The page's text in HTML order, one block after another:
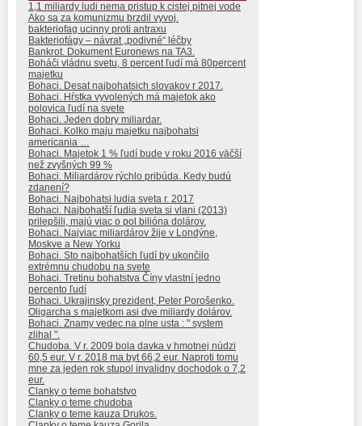
1,1 miliardy ludi nema pristup k cistej pitnej vode
Ako sa za komunizmu brzdil vyvoj.
bakteriofag ucinny proti antraxu
Bakteriofágy – návrat „podivné“ léčby
Bankrot. Dokument Euronews na TA3.
Boháči vládnu svetu, 8 percent ľudí má 80percent
majetku
Bohaci. Desat najbohatsich slovakov r 2017.
Bohaci. Hŕstka vyvolených má majetok ako
polovica ľudí na svete
Bohaci. Jeden dobry miliardar.
Bohaci. Kolko maju majetku najbohatsi
americania …
Bohaci. Majetok 1 % ľudí bude v roku 2016 väčší
než zvyšných 99 %
Bohaci. Miliardárov rýchlo pribúda. Kedy budú
zdanení?
Bohaci. Najbohatsi ludia sveta r. 2017
Bohaci. Najbohatší ľudia sveta si vlani (2013)
prilepšili, majú viac o pol bilióna dolárov.
Bohaci. Najviac miliardárov žije v Londýne,
Moskve a New Yorku
Bohaci. Sto najbohatších ľudí by ukončilo
extrémnu chudobu na svete
Bohaci. Tretinu bohatstva Číny vlastní jedno
percento ľudí
Bohaci. Ukrajinsky prezident, Peter Porošenko.
Oligarcha s majetkom asi dve miliardy dolárov.
Bohaci. Znamy vedec na plne usta : " system
zlihal ".
Chudoba. V r. 2009 bola davka v hmotnej núdzi
60,5 eur. V r. 2018 ma byt 66,2 eur. Naproti tomu
mne za jeden rok stupol invalidny dochodok o 7,2
eur.
Clanky o teme bohatstvo
Clanky o teme chudoba
Clanky o teme kauza Drukos.